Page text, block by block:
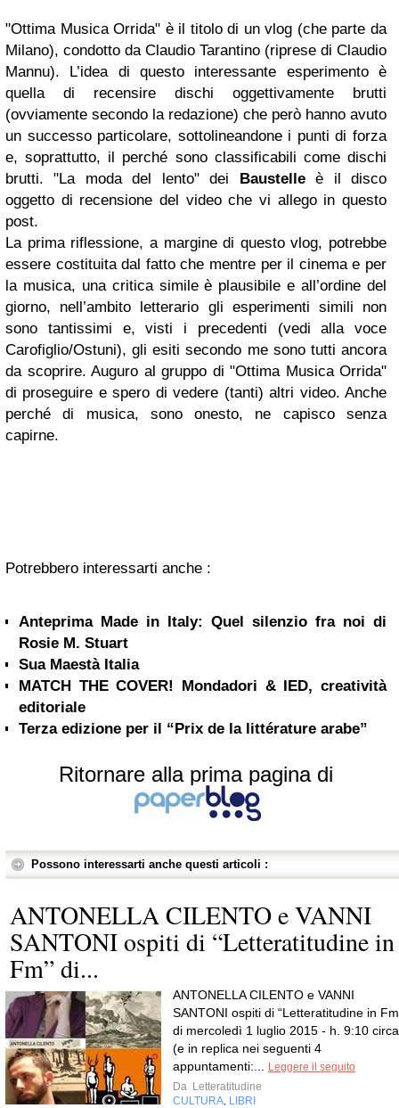
"Ottima Musica Orrida" è il titolo di un vlog (che parte da
Milano), condotto da Claudio Tarantino (riprese di Claudio
Mannu). L’idea di questo interessante esperimento è
quella di recensire dischi oggettivamente brutti
(ovviamente secondo la redazione) che però hanno avuto
un successo particolare, sottolineandone i punti di forza
e, soprattutto, il perché sono classificabili come dischi
brutti. "La moda del lento" dei Baustelleè il disco
oggetto di recensione del video che vi allego in questo
post.
La prima riflessione, a margine di questo vlog, potrebbe
essere costituita dal fatto che mentre per il cinema e per
la musica, una critica simile è plausibile e all’ordine del
giorno, nell’ambito letterario gli esperimenti simili non
sono tantissimi e, visti i precedenti (vedi alla voce
Carofiglio/Ostuni), gli esiti secondo me sono tutti ancora
da scoprire. Auguro al gruppo di "Ottima Musica Orrida"
di proseguire e spero di vedere (tanti) altri video. Anche
perché di musica, sono onesto, ne capisco senza
capirne.
Potrebbero interessarti anche :
Anteprima Made in Italy: Quel silenzio fra noi di
Rosie M. Stuart
Sua Maestà Italia
MATCH THE COVER! Mondadori & IED, creatività
editoriale
Terza edizione per il “Prix de la littérature arabe”
Ritornare alla prima pagina di
Possono interessarti anche questi articoli :
ANTONELLA CILENTO e VANNI
SANTONI ospiti di “Letteratitudine in
Fm” di...
ANTONELLA CILENTO e VANNI
SANTONI ospiti di “Letteratitudine in
di mercoledì 1 luglio 2015 - h. 9:10 circa
(e in replica nei seguenti 4
appuntamenti:...
Leggere il seguito
Da Letteratitudine
CULTURA LIBRI